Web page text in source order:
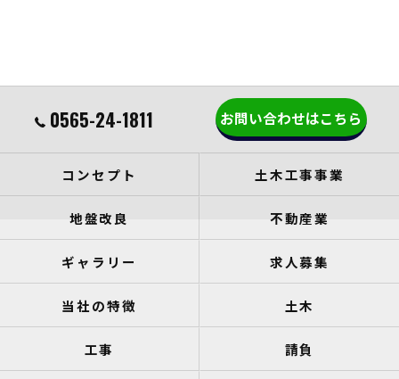
0565-24-1811 お問い合わせはこちら
コンセプト 土木工事事業
地盤改良 不動産業
ギャラリー 求人募集
当社の特徴 土木
工事 請負